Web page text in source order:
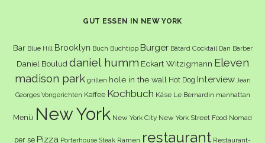
GUT ESSEN IN NEW YORK
Bar Blue Hill Brooklyn Buch Buchtipp Burger Bâtard Cocktail Dan Barber
Daniel Boulud daniel humm Eckart Witzigmann Eleven
madison park grillen hole in the wall Hot Dog Interview Jean
Georges Vongerichten Kaffee Kochbuch Käse Le Bernardin manhattan
Menü New York New York City New York Street Food Nomad
per se Pizza Porterhouse Steak Ramen restaurant Restaurant-